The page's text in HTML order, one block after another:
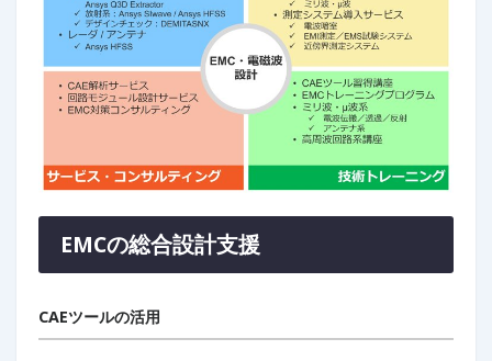
EMCの総合設計支援
CAEツールの活用